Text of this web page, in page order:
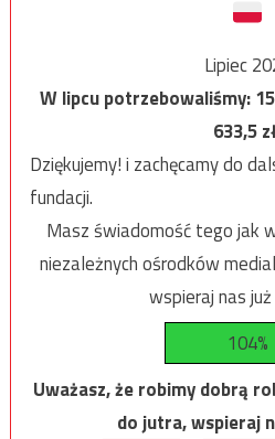
Lipiec
W lipcu potrzebowaliśmy:
633,5
Dziękujemy! i zachęcamy do
fundacji.
Masz świadomość tego jak
niezależnych ośrodków
wspieraj nas
104%
Uważasz, że robimy dobrą
do jutra, wspieraj